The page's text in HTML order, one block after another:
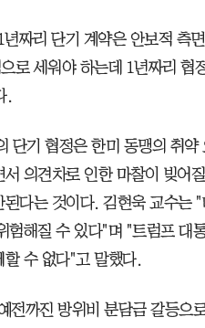
짜리 단기 계약은 안보적 측
로 세워야 하는데 1년짜리 협
.
단기 협정은 한미 동맹의 취
서 의견차로 인한 마찰이 빚어
된다는 것이다. 김현욱 교수는
험해질 수 있다"며 "트럼프 대
할 수 없다"고 말했다.
전까진 방위비 분담금 갈등으